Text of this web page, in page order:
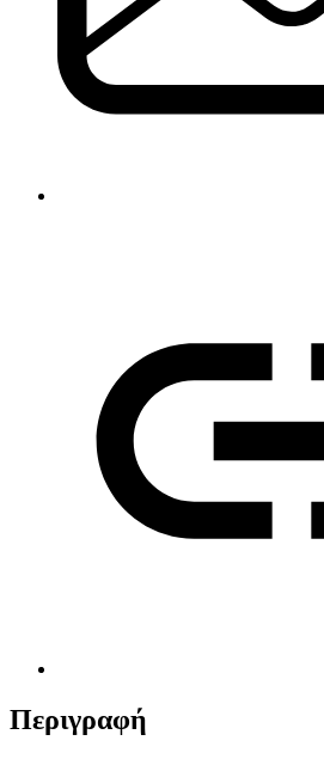
Περιγραφή